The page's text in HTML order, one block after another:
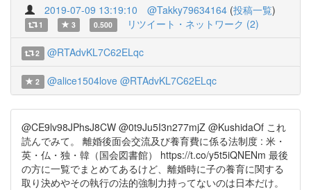
2019-07-09 13:19:10 @Takky79634164 (投稿一覧)
1 3 0.500 リツイート・ネットワーク (2)
2 @RTAdvKL7C62ELqc
2 @alice1504love @RTAdvKL7C62ELqc
@CE9lv98JPhsJ8CW @0t9Ju5I3n277mjZ @KushidaOf これ
読んでみて。 離婚後面会交流及び養育費に係る法制度 : 米・
英・仏・独・韓（国会図書館） https://t.co/y5t5iQNENm 最後
の方に一覧でまとめてあるけど、離婚時に子の養育に関する
取り決めやその執行の法的強制力持ってないのは日本だけ。